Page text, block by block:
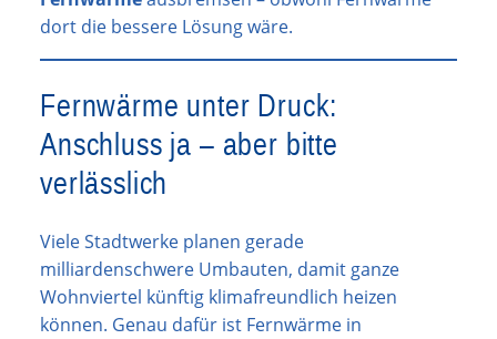
dort die bessere Lösung wäre.
Fernwärme unter Druck:
Anschluss ja – aber bitte
verlässlich
Viele Stadtwerke planen gerade
milliardenschwere Umbauten, damit ganze
Wohnviertel künftig klimafreundlich heizen
können. Genau dafür ist Fernwärme in